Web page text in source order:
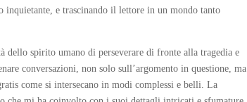
inquietante, e trascinando il lettore in un mondo tanto
dello spirito umano di perseverare di fronte alla tragedia e
conversazioni, non solo sull’argomento in questione, ma
come si intersecano in modi complessi e belli. La